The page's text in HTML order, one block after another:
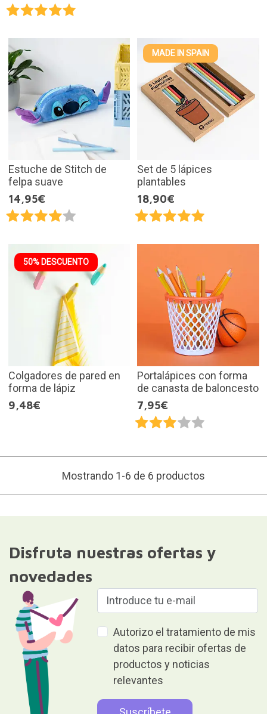
Estuche de Stitch de
felpa suave
14,95€
MADE IN SPAIN
Set de 5 lápices
plantables
18,90€
50% DESCUENTO
Colgadores de pared en
forma de lápiz
9,48€
Portalápices con forma
de canasta de baloncesto
7,95€
Mostrando 1-6 de 6 productos
Disfruta nuestras ofertas y
novedades
Autorizo el tratamiento de mis
datos para recibir ofertas de
productos y noticias
relevantes